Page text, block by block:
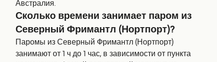
Австралия.
Сколько времени занимает паром из
Северный Фримантл (Нортпорт)?
Паромы из Северный Фримантл (Нортпорт)
занимают от 1 ч до 1 час, в зависимости от пункта